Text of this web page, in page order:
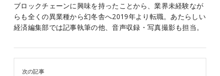
ブロックチェーンに興味を持ったことから、業界未経験なが
らも全くの異業種から幻冬舎へ2019年より転職。あたらしい
経済編集部では記事執筆の他、音声収録・写真撮影も担当。
次の記事